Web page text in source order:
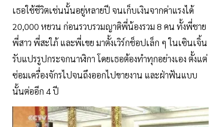
เธอใช้ชีวิตเช่นนั้นอยู่หลายปี จนเก็บเงินจากค่าแรงได้
20,000 หยวน ก่อนรวบรวมญาติพี่น้องรวม 8 คน ทั้งพี่ชาย
พี่สาว พี่สะใภ้ และพี่เขย มาตั้งเวิร์กช็อปเล็ก ๆ ในเซินเจิ้น
รับแปรรูปกระจกนาฬิกา โดยเธอต้องทำทุกอย่างเอง ตั้งแต่
ซ่อมเครื่องจักรไปจนถึงออกไปขายงาน และฝ่าฟันแบบ
นั้นต่ออีก 4 ปี